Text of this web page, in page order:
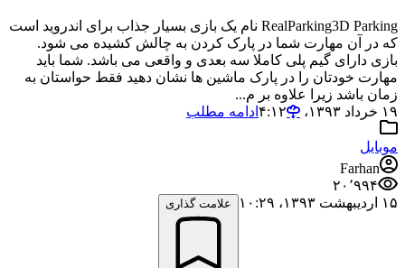
RealParking3D Parking نام یک بازی بسیار جذاب برای اندروید است
که در آن مهارت شما در پارک کردن به چالش کشیده می شود.
بازی دارای گیم پلی کاملا سه بعدی و واقعی می باشد. شما باید
مهارت خودتان را در پارک ماشین ها نشان دهید فقط حواستان به
زمان باشد زیرا علاوه بر م...
۱۹ خرداد ۱۳۹۳،‏ ۴:۱۲
ادامه مطلب
موبایل
Farhan
۲۰٬۹۹۴
۱۵ اردیبهشت ۱۳۹۳،‏ ۱۰:۲۹
علامت گذاری